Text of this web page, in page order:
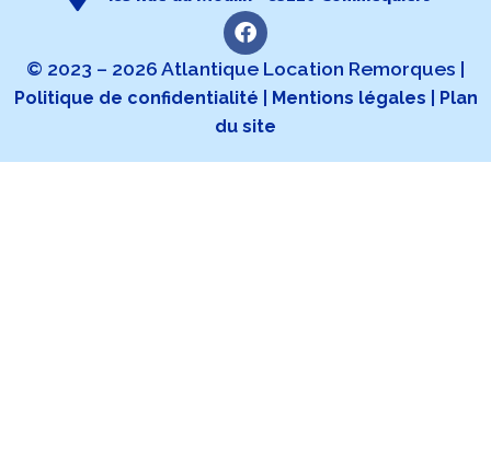
© 2023 – 2026 Atlantique Location Remorques |
Politique de confidentialité | Mentions légales | Plan
du site